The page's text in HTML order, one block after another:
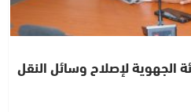
الجهوية لإصلاح وسائل النقل